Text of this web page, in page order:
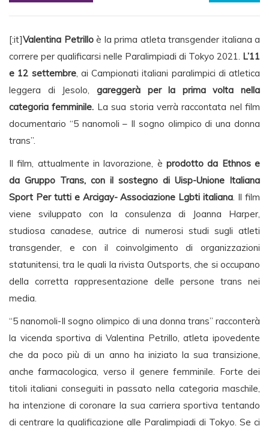
[:it]Valentina Petrilloè la prima atleta transgender italiana a
correre per qualificarsi nelle Paralimpiadi di Tokyo 2021. L’11
e 12 settembre, ai Campionati italiani paralimpici di atletica
leggera di Jesolo, gareggerà per la prima volta nella
categoria femminile. La sua storia verrà raccontata nel film
documentario “5 nanomoli – Il sogno olimpico di una donna
trans”.
Il film, attualmente in lavorazione, è prodotto da Ethnos e
da Gruppo Trans, con il sostegno di Uisp-Unione Italiana
Sport Per tutti e Arcigay- Associazione Lgbti italiana . Il film
viene sviluppato con la consulenza di Joanna Harper,
studiosa canadese, autrice di numerosi studi sugli atleti
transgender, e con il coinvolgimento di organizzazioni
statunitensi, tra le quali la rivista Outsports, che si occupano
della corretta rappresentazione delle persone trans nei
media.
“5 nanomoli-Il sogno olimpico di una donna trans” racconterà
la vicenda sportiva di Valentina Petrillo, atleta ipovedente
che da poco più di un anno ha iniziato la sua transizione,
anche farmacologica, verso il genere femminile. Forte dei
titoli italiani conseguiti in passato nella categoria maschile,
ha intenzione di coronare la sua carriera sportiva tentando
di centrare la qualificazione alle Paralimpiadi di Tokyo. Se ci